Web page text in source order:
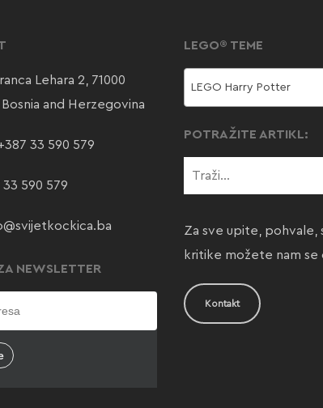
Lehara 2, 71000
and Herzegovina
33 590 579
33 590 579
NEWSLETTER
LEGO® TEME
LEGO Harry Potter
POTRAŽITE ARTIKL:
Za sve upite, pohvale,
kritike možete nam se
Kontakt